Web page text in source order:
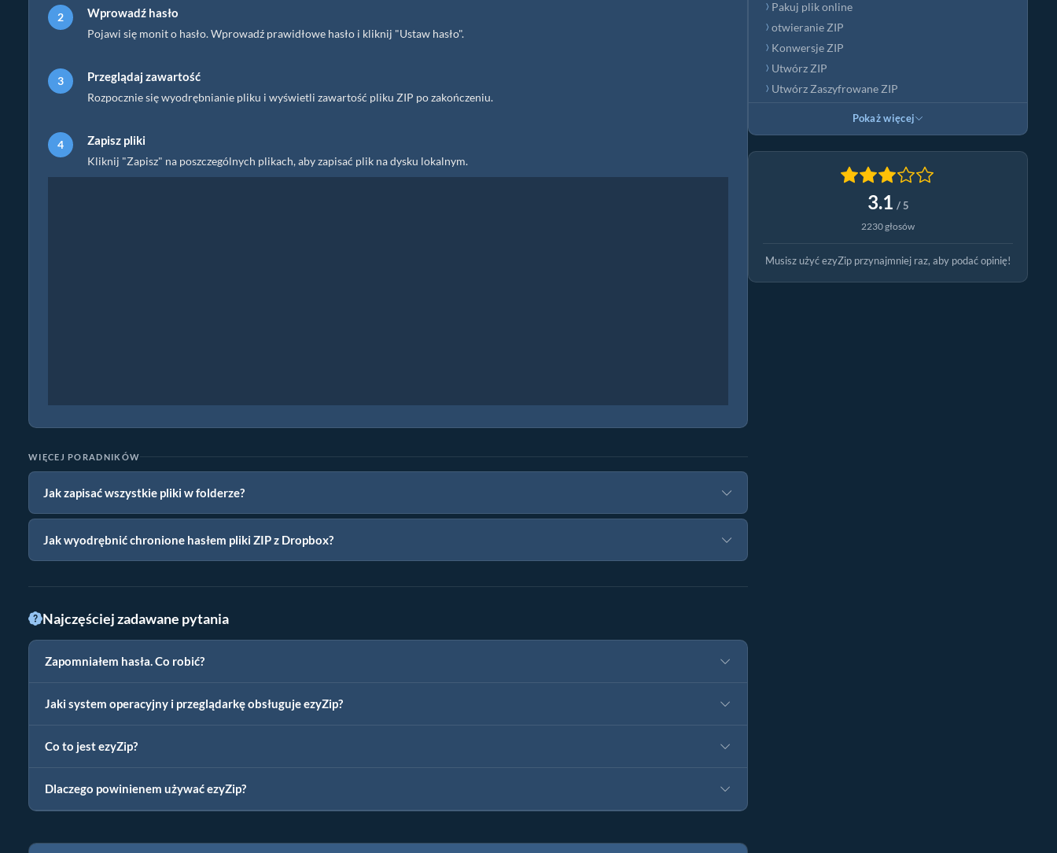
Wprowadź hasło
Pojawi się monit o hasło. Wprowadź prawidłowe hasło i kliknij "Ustaw hasło".
Przeglądaj zawartość
Rozpocznie się wyodrębnianie pliku i wyświetli zawartość pliku ZIP po zakończeniu.
Zapisz pliki
Kliknij "Zapisz" na poszczególnych plikach, aby zapisać plik na dysku lokalnym.
WIĘCEJ PORADNIKÓW
Jak zapisać wszystkie pliki w folderze?
Jak wyodrębnić chronione hasłem pliki ZIP z Dropbox?
Najczęściej zadawane pytania
Zapomniałem hasła. Co robić?
Jaki system operacyjny i przeglądarkę obsługuje ezyZip?
Co to jest ezyZip?
Dlaczego powinienem używać ezyZip?
Pakuj plik online
otwieranie ZIP
Konwersje ZIP
Utwórz ZIP
Utwórz Zaszyfrowane ZIP
Pokaż więcej
3.1 / 5
2230 głosów
Musisz użyć ezyZip przynajmniej raz, aby podać opinię!